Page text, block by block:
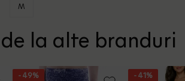
M
la alte branduri
- 49% - 41%